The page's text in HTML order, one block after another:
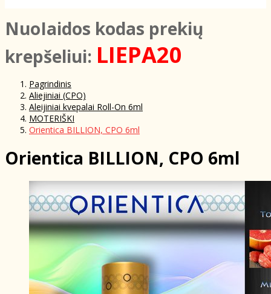
NuoIaidos kodas prekių
krepšeliui: LIEPA20
Pagrindinis
Aliejiniai (CPO)
Aleijiniai kvepalai Roll-On 6ml
MOTERIŠKI
Orientica BILLION, CPO 6ml
Orientica BILLION, CPO 6ml